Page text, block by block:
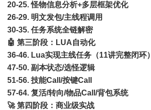
20-25. 怪物信息分析+多层框架优化
26-29. 明文发包/主线程调用
30-35. 任务系统全链解密
🤖 第三阶段：LUA自动化
36-46. Lua实现主线任务（11讲完整闭环）
47-50. 副本状态/选怪逻辑
51-56. 技能Call/按键Call
57-64. 复活/转向/物品Call/背包系统
🚀 第四阶段：商业级实战